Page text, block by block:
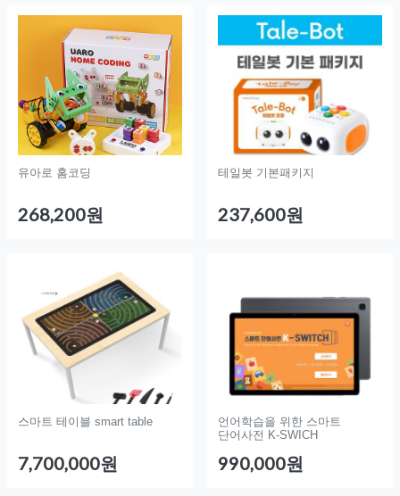
유아로 홈코딩
268,200원
테일봇 기본패키지
237,600원
스마트 테이블 smart table
7,700,000원
언어학습을 위한 스마트
단어사전 K-SWICH
990,000원